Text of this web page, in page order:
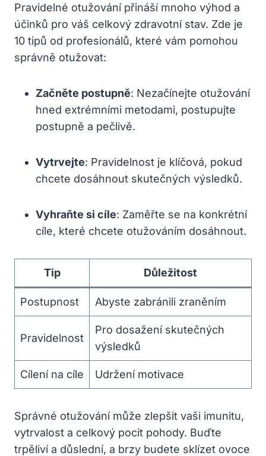
Pravidelné otužování přináší mnoho výhod a
účinků pro váš celkový zdravotní stav. Zde je
10 tipů od profesionálů, které vám pomohou
správně otužovat:
Začněte postupně: Nezačínejte otužování
hned extrémními metodami, postupujte
postupně a pečlivě.
Vytrvejte: Pravidelnost je klíčová, pokud
chcete dosáhnout skutečných výsledků.
Vyhraňte si cíle: Zaměřte se na konkrétní
cíle, které chcete otužováním dosáhnout.
Tip Důležitost
Postupnost Abyste zabránili zraněním
Pravidelnost
Pro dosažení skutečných
výsledků
Cílení na cíle Udržení motivace
Správné otužování může zlepšit vaši imunitu,
vytrvalost a celkový pocit pohody. Buďte
trpěliví a důslední, a brzy budete sklízet ovoce